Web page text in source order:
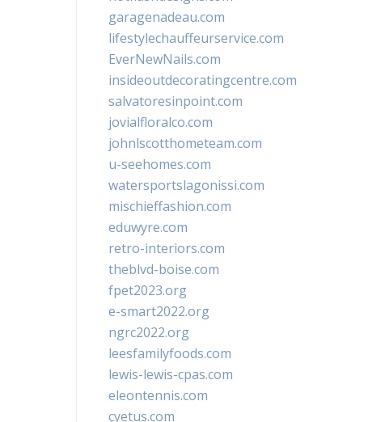
garagenadeau.com
lifestylechauffeurservice.com
EverNewNails.com
insideoutdecoratingcentre.com
salvatoresinpoint.com
jovialfloralco.com
johnlscotthometeam.com
u-seehomes.com
watersportslagonissi.com
mischieffashion.com
eduwyre.com
retro-interiors.com
theblvd-boise.com
fpet2023.org
e-smart2022.org
ngrc2022.org
leesfamilyfoods.com
lewis-lewis-cpas.com
eleontennis.com
cyetus.com